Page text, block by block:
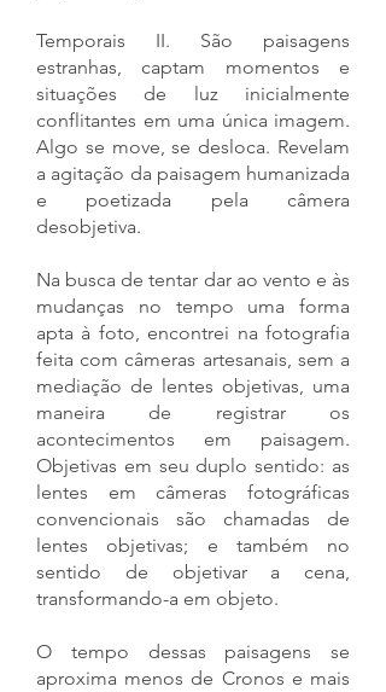
Temporais II. São paisagens
estranhas, captam momentos e
situações de luz inicialmente
conflitantes em uma única imagem.
Algo se move, se desloca. Revelam
a agitação da paisagem humanizada
e poetizada pela câmera
desobjetiva.
Na busca de tentar dar ao vento e às
mudanças no tempo uma forma
apta à foto, encontrei na fotografia
feita com câmeras artesanais, sem a
mediação de lentes objetivas, uma
maneira de registrar os
acontecimentos em paisagem.
Objetivas em seu duplo sentido: as
lentes em câmeras fotográficas
convencionais são chamadas de
lentes objetivas; e também no
sentido de objetivar a cena,
transformando-a em objeto.
O tempo dessas paisagens se
aproxima menos de Cronos e mais